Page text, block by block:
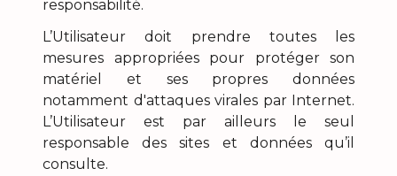
responsabilité.
L’Utilisateur doit prendre toutes les
mesures appropriées pour protéger son
matériel et ses propres données
notamment d'attaques virales par Internet.
L’Utilisateur est par ailleurs le seul
responsable des sites et données qu’il
consulte.